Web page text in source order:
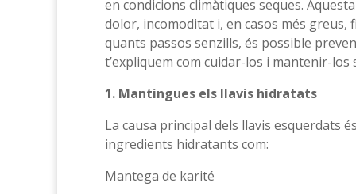
en condicions climàtiques seques.
dolor, incomoditat i, en casos més
quants passos senzills, és possible
t’expliquem com cuidar-los i mantenir-los
1. Mantingues els llavis hidratats
La causa principal dels llavis esquerdats
ingredients hidratants com:
Mantega de karité